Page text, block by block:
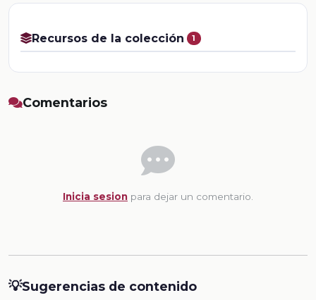
Recursos de la colección 1
Comentarios
Inicia sesion para dejar un comentario.
💡Sugerencias de contenido